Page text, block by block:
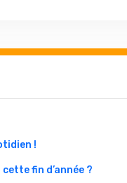
!
fin d’année ?